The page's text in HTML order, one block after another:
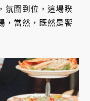
氛圍到位，這場睽
，當然，既然是饗